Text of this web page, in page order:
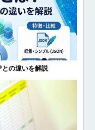
の違いを解説